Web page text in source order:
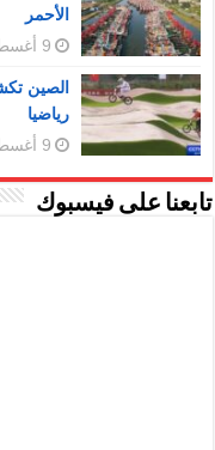
الأحمر
9 أغسطس، 2026
الصين
رياضيا
9 أغسطس، 2026
تابعنا على فيسبوك